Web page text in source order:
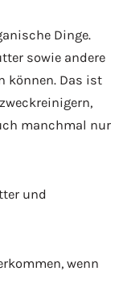
Dinge.
sowie andere
können. Das ist
manchmal nur
und
wenn